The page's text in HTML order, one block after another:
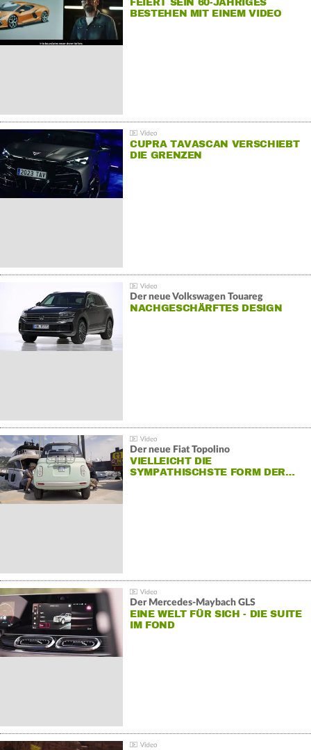
FEIERT SEIN 60-JÄHRIGES
BESTEHEN MIT EINEM VIDEO
CUPRA TAVASCAN VERSCHIEBT
DIE GRENZEN
Der neue Volkswagen Touareg
NACHGESCHÄRFTES DESIGN
Der neue Fiat Topolino
VIELLEICHT DIE
SYMPATHISCHSTE FORM DER…
Der Mercedes‑Maybach GLS
EINE WELT FÜR SICH - DIE SUITE
IM FOND